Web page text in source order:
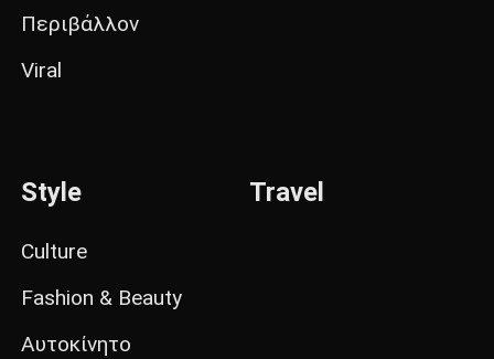
Περιβάλλον
Viral
Style
Culture
Fashion & Beauty
Αυτοκίνητο
Travel